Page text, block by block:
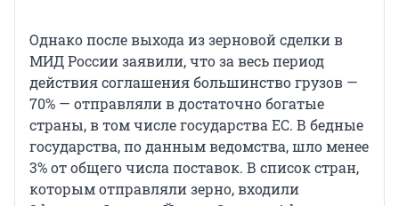
Однако после выхода из зерновой сделки в
МИД России заявили, что за весь период
действия соглашения большинство грузов —
70% — отправляли в достаточно богатые
страны, в том числе государства ЕС. В бедные
государства, по данным ведомства, шло менее
3% от общего числа поставок. В список стран,
которым отправляли зерно, входили